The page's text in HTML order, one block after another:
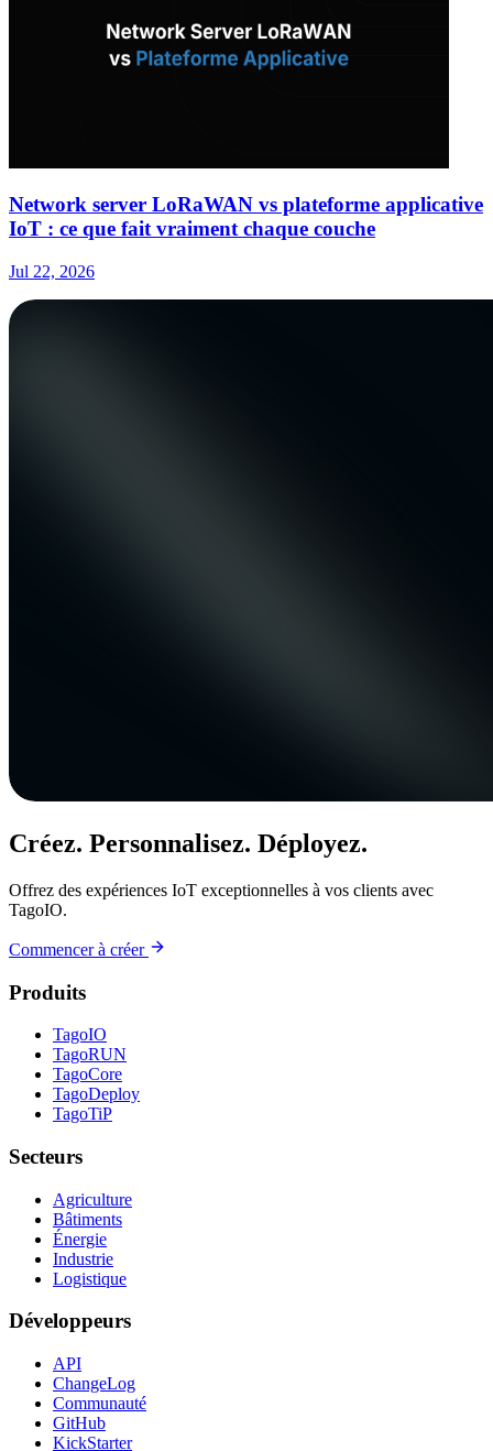
Network server LoRaWAN vs plateforme applicative
IoT : ce que fait vraiment chaque couche
Jul 22, 2026
Créez. Personnalisez. Déployez.
Offrez des expériences IoT exceptionnelles à vos clients avec
TagoIO.
Commencer à créer
Produits
TagoIO
TagoRUN
TagoCore
TagoDeploy
TagoTiP
Secteurs
Agriculture
Bâtiments
Énergie
Industrie
Logistique
Développeurs
API
ChangeLog
Communauté
GitHub
KickStarter